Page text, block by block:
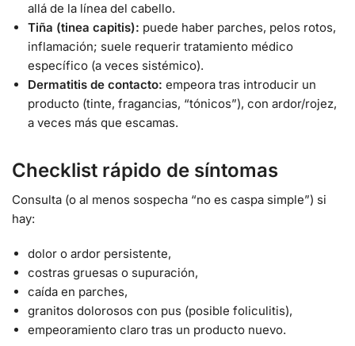
allá de la línea del cabello.
Tiña (tinea capitis): puede haber parches, pelos rotos,
inflamación; suele requerir tratamiento médico
específico (a veces sistémico).
Dermatitis de contacto: empeora tras introducir un
producto (tinte, fragancias, “tónicos”), con ardor/rojez,
a veces más que escamas.
Checklist rápido de síntomas
Consulta (o al menos sospecha “no es caspa simple”) si
hay:
dolor o ardor persistente,
costras gruesas o supuración,
caída en parches,
granitos dolorosos con pus (posible foliculitis),
empeoramiento claro tras un producto nuevo.